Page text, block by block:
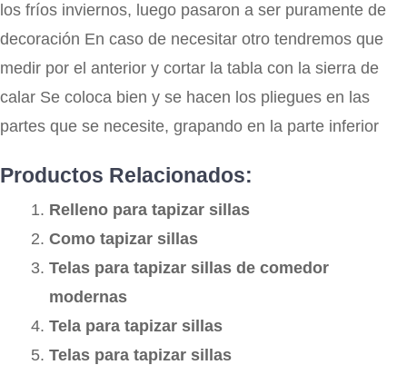
los fríos inviernos, luego pasaron a ser puramente de
decoración En caso de necesitar otro tendremos que
medir por el anterior y cortar la tabla con la sierra de
calar Se coloca bien y se hacen los pliegues en las
partes que se necesite, grapando en la parte inferior
Productos Relacionados:
Relleno para tapizar sillas
Como tapizar sillas
Telas para tapizar sillas de comedor
modernas
Tela para tapizar sillas
Telas para tapizar sillas